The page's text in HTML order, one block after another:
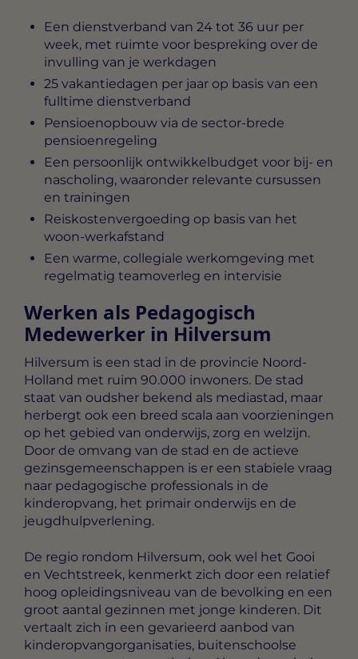
Een dienstverband van 24 tot 36 uur per
week, met ruimte voor bespreking over de
invulling van je werkdagen
25 vakantiedagen per jaar op basis van een
fulltime dienstverband
Pensioenopbouw via de sector-brede
pensioenregeling
Een persoonlijk ontwikkelbudget voor bij- en
nascholing, waaronder relevante cursussen
en trainingen
Reiskostenvergoeding op basis van het
woon-werkafstand
Een warme, collegiale werkomgeving met
regelmatig teamoverleg en intervisie
Werken als Pedagogisch
Medewerker in Hilversum
Hilversum is een stad in de provincie Noord-
Holland met ruim 90.000 inwoners. De stad
staat van oudsher bekend als mediastad, maar
herbergt ook een breed scala aan voorzieningen
op het gebied van onderwijs, zorg en welzijn.
Door de omvang van de stad en de actieve
gezinsgemeenschappen is er een stabiele vraag
naar pedagogische professionals in de
kinderopvang, het primair onderwijs en de
jeugdhulpverlening.
De regio rondom Hilversum, ook wel het Gooi
en Vechtstreek, kenmerkt zich door een relatief
hoog opleidingsniveau van de bevolking en een
groot aantal gezinnen met jonge kinderen. Dit
vertaalt zich in een gevarieerd aanbod van
kinderopvangorganisaties, buitenschoolse